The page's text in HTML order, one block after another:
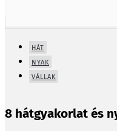
HÁT
NYAK
VÁLLAK
8 hátgyakorlat és